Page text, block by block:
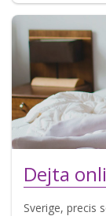
Dejta
Sverige, precis